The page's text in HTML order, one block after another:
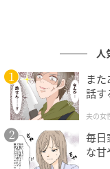
位という結果に
おうち時間をゆっ
ます。一方で、「
声も合わせて3割
いる人も少なくな
人
ま
話す
夫の女
毎日
な甘